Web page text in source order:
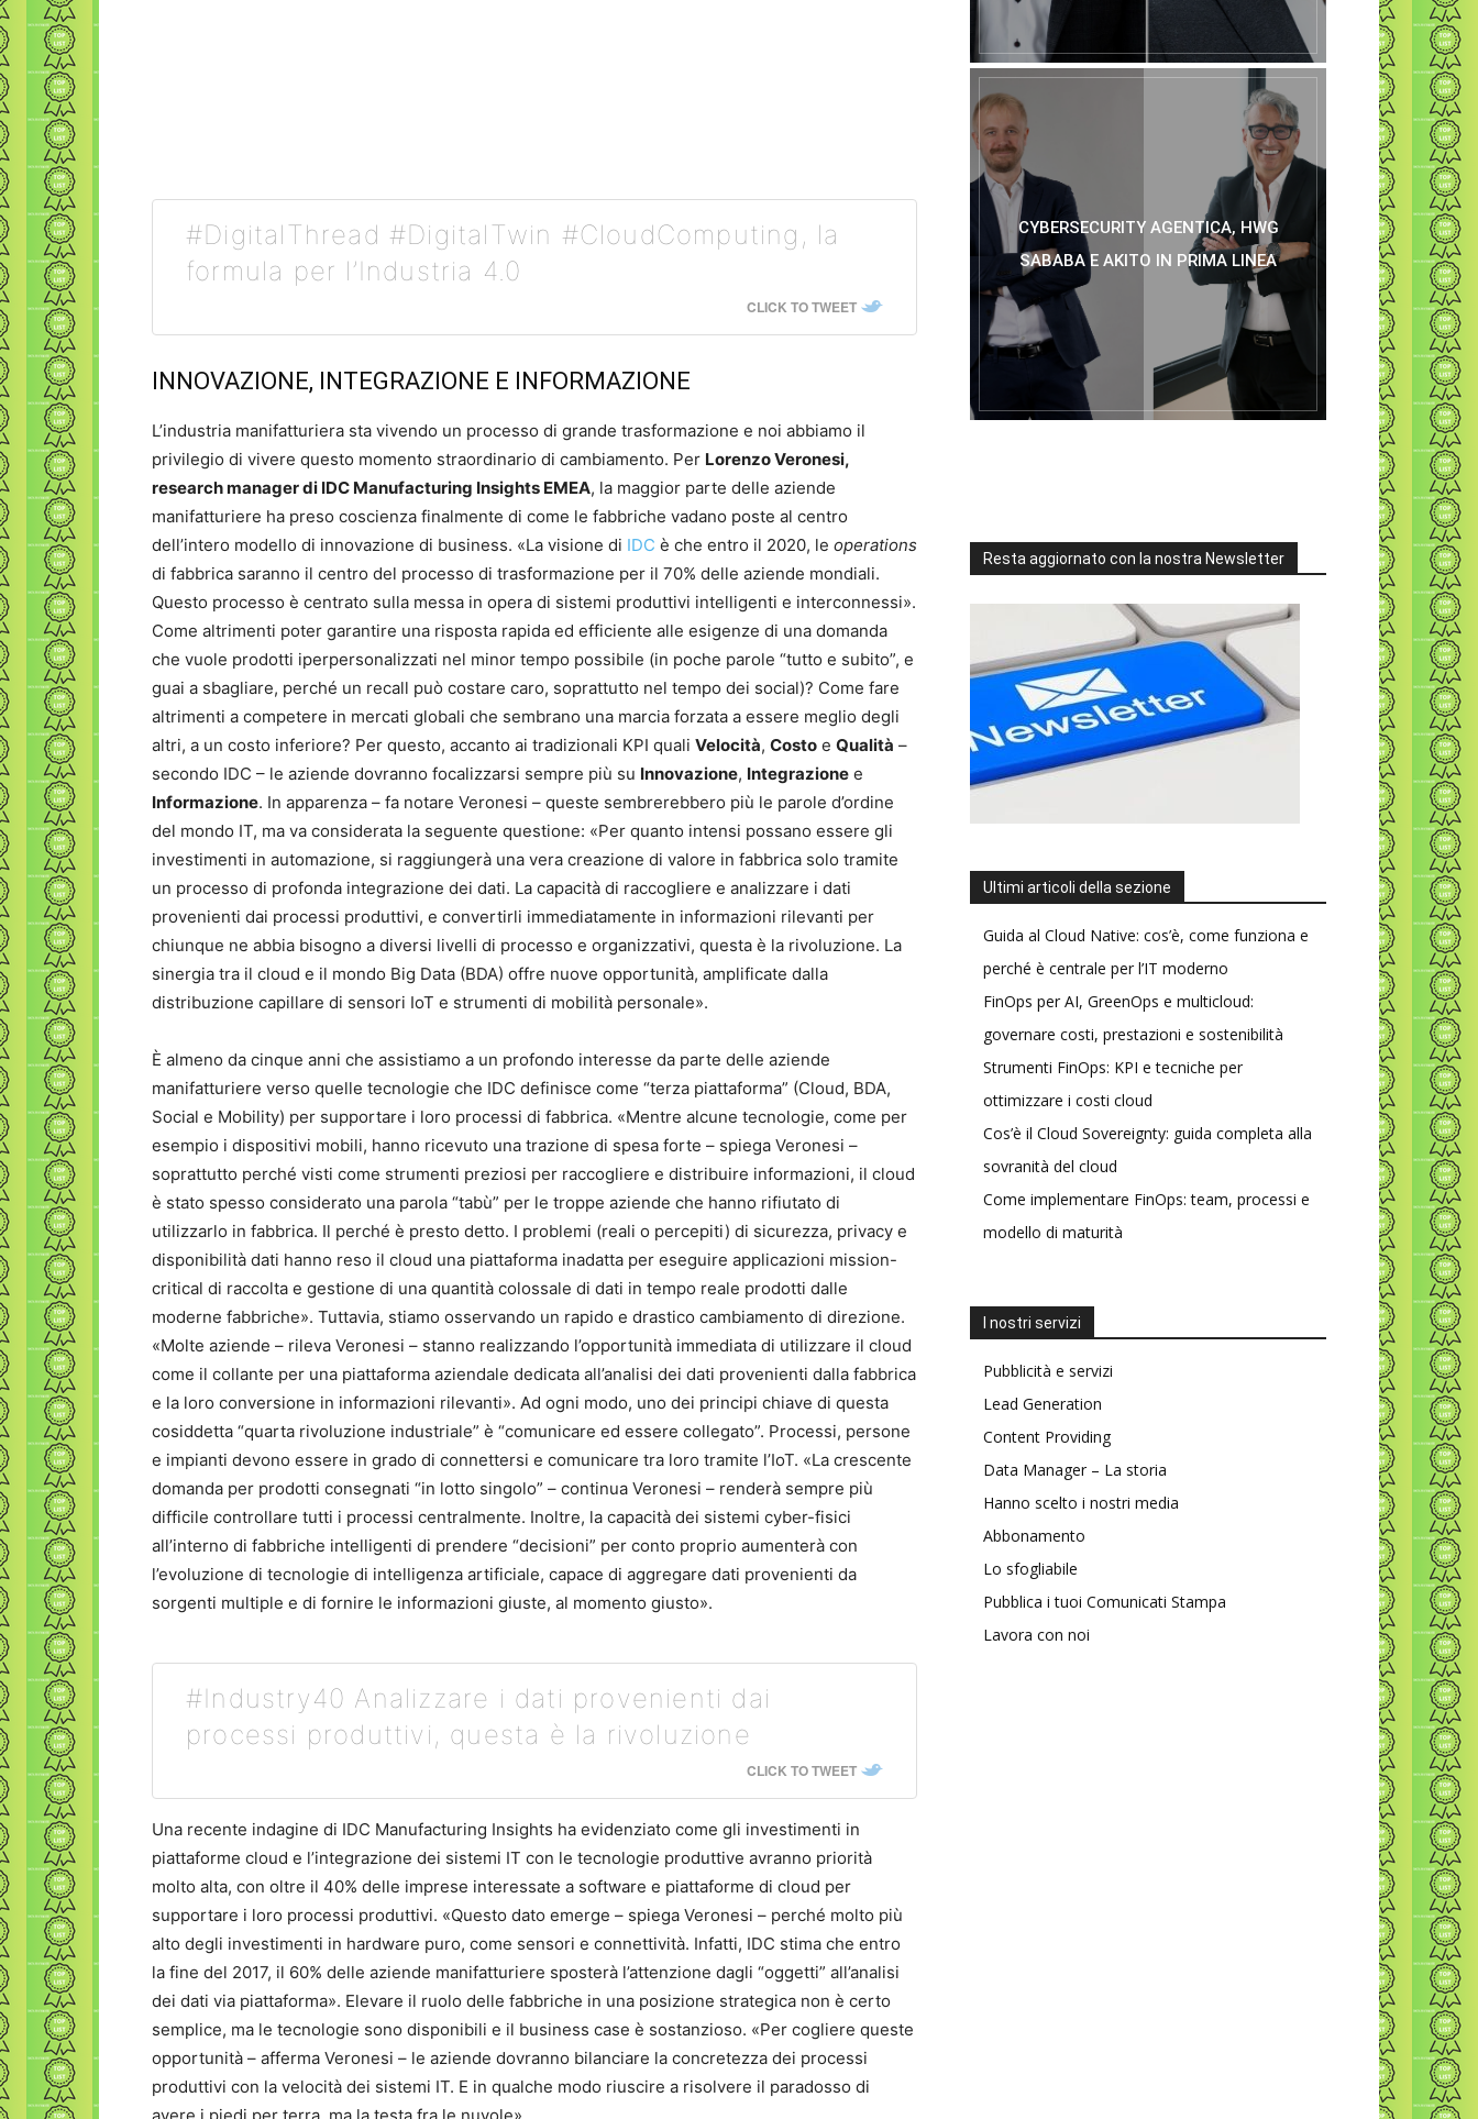
#DigitalThread #DigitalTwin #CloudComputing, la
formula per l’Industria 4.0
CLICK TO TWEET
INNOVAZIONE, INTEGRAZIONE E INFORMAZIONE
L’industria manifatturiera sta vivendo un processo di grande trasformazione e noi abbiamo il
privilegio di vivere questo momento straordinario di cambiamento. Per Lorenzo Veronesi,
research manager di IDC Manufacturing Insights EMEA, la maggior parte delle aziende
manifatturiere ha preso coscienza finalmente di come le fabbriche vadano poste al centro
dell’intero modello di innovazione di business. «La visione di IDC è che entro il 2020, le operations
di fabbrica saranno il centro del processo di trasformazione per il 70% delle aziende mondiali.
Questo processo è centrato sulla messa in opera di sistemi produttivi intelligenti e interconnessi».
Come altrimenti poter garantire una risposta rapida ed efficiente alle esigenze di una domanda
che vuole prodotti iperpersonalizzati nel minor tempo possibile (in poche parole “tutto e subito”, e
guai a sbagliare, perché un recall può costare caro, soprattutto nel tempo dei social)? Come fare
altrimenti a competere in mercati globali che sembrano una marcia forzata a essere meglio degli
altri, a un costo inferiore? Per questo, accanto ai tradizionali KPI quali Velocità, Costo e Qualità –
secondo IDC – le aziende dovranno focalizzarsi sempre più su Innovazione, Integrazione e
Informazione. In apparenza – fa notare Veronesi – queste sembrerebbero più le parole d’ordine
del mondo IT, ma va considerata la seguente questione: «Per quanto intensi possano essere gli
investimenti in automazione, si raggiungerà una vera creazione di valore in fabbrica solo tramite
un processo di profonda integrazione dei dati. La capacità di raccogliere e analizzare i dati
provenienti dai processi produttivi, e convertirli immediatamente in informazioni rilevanti per
chiunque ne abbia bisogno a diversi livelli di processo e organizzativi, questa è la rivoluzione. La
sinergia tra il cloud e il mondo Big Data (BDA) offre nuove opportunità, amplificate dalla
distribuzione capillare di sensori IoT e strumenti di mobilità personale».
È almeno da cinque anni che assistiamo a un profondo interesse da parte delle aziende
manifatturiere verso quelle tecnologie che IDC definisce come “terza piattaforma” (Cloud, BDA,
Social e Mobility) per supportare i loro processi di fabbrica. «Mentre alcune tecnologie, come per
esempio i dispositivi mobili, hanno ricevuto una trazione di spesa forte – spiega Veronesi –
soprattutto perché visti come strumenti preziosi per raccogliere e distribuire informazioni, il cloud
è stato spesso considerato una parola “tabù” per le troppe aziende che hanno rifiutato di
utilizzarlo in fabbrica. Il perché è presto detto. I problemi (reali o percepiti) di sicurezza, privacy e
disponibilità dati hanno reso il cloud una piattaforma inadatta per eseguire applicazioni mission-
critical di raccolta e gestione di una quantità colossale di dati in tempo reale prodotti dalle
moderne fabbriche». Tuttavia, stiamo osservando un rapido e drastico cambiamento di direzione.
«Molte aziende – rileva Veronesi – stanno realizzando l’opportunità immediata di utilizzare il cloud
come il collante per una piattaforma aziendale dedicata all’analisi dei dati provenienti dalla fabbrica
e la loro conversione in informazioni rilevanti». Ad ogni modo, uno dei principi chiave di questa
cosiddetta “quarta rivoluzione industriale” è “comunicare ed essere collegato”. Processi, persone
e impianti devono essere in grado di connettersi e comunicare tra loro tramite l’IoT. «La crescente
domanda per prodotti consegnati “in lotto singolo” – continua Veronesi – renderà sempre più
difficile controllare tutti i processi centralmente. Inoltre, la capacità dei sistemi cyber-fisici
all’interno di fabbriche intelligenti di prendere “decisioni” per conto proprio aumenterà con
l’evoluzione di tecnologie di intelligenza artificiale, capace di aggregare dati provenienti da
sorgenti multiple e di fornire le informazioni giuste, al momento giusto».
#Industry40 Analizzare i dati provenienti dai
processi produttivi, questa è la rivoluzione
CLICK TO TWEET
Una recente indagine di IDC Manufacturing Insights ha evidenziato come gli investimenti in
piattaforme cloud e l’integrazione dei sistemi IT con le tecnologie produttive avranno priorità
molto alta, con oltre il 40% delle imprese interessate a software e piattaforme di cloud per
supportare i loro processi produttivi. «Questo dato emerge – spiega Veronesi – perché molto più
alto degli investimenti in hardware puro, come sensori e connettività. Infatti, IDC stima che entro
la fine del 2017, il 60% delle aziende manifatturiere sposterà l’attenzione dagli “oggetti” all’analisi
dei dati via piattaforma». Elevare il ruolo delle fabbriche in una posizione strategica non è certo
semplice, ma le tecnologie sono disponibili e il business case è sostanzioso. «Per cogliere queste
opportunità – afferma Veronesi – le aziende dovranno bilanciare la concretezza dei processi
produttivi con la velocità dei sistemi IT. E in qualche modo riuscire a risolvere il paradosso di
CYBERSECURITY AGENTICA, HWG
SABABA E AKITO IN PRIMA LINEA
Resta aggiornato con la nostra Newsletter
Ultimi articoli della sezione
Guida al Cloud Native: cos’è, come funziona e
perché è centrale per l’IT moderno
FinOps per AI, GreenOps e multicloud:
governare costi, prestazioni e sostenibilità
Strumenti FinOps: KPI e tecniche per
ottimizzare i costi cloud
Cos’è il Cloud Sovereignty: guida completa alla
sovranità del cloud
Come implementare FinOps: team, processi e
modello di maturità
I nostri servizi
Pubblicità e servizi
Lead Generation
Content Providing
Data Manager – La storia
Hanno scelto i nostri media
Abbonamento
Lo sfogliabile
Pubblica i tuoi Comunicati Stampa
Lavora con noi